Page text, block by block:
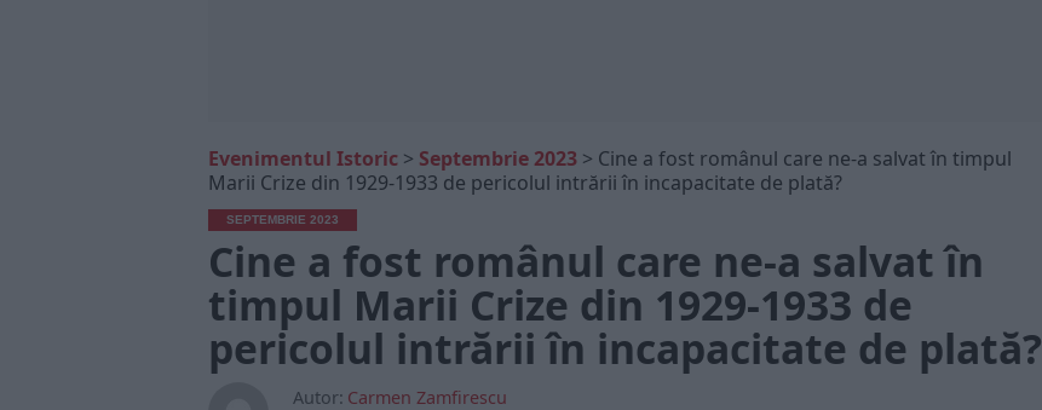
Evenimentul Istoric > Septembrie 2023 > Cine a fost românul care ne-a salvat în timpul
Marii Crize din 1929-1933 de pericolul intrării în incapacitate de plată?
SEPTEMBRIE 2023
Cine a fost românul care ne-a salvat în
timpul Marii Crize din 1929-1933 de
pericolul intrării în incapacitate de plată?
Autor: Carmen Zamfirescu